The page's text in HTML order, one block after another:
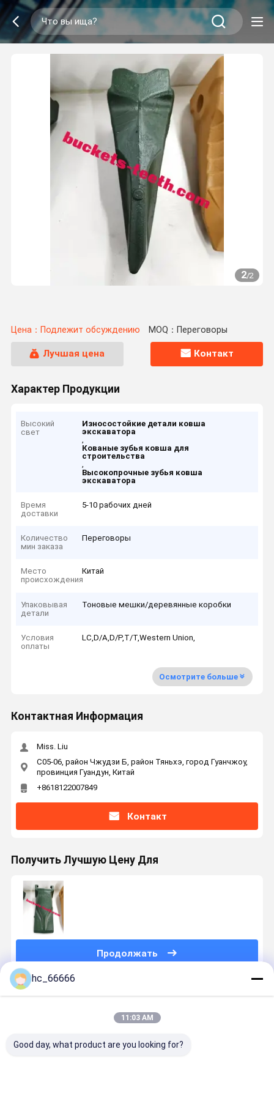
2/2
Цена：Подлежит обсуждению MOQ：Переговоры
Лучшая цена Контакт
Характер Продукции
Высокий
свет
Износостойкие детали ковша
экскаватора
,
Кованые зубья ковша для
строительства
,
Высокопрочные зубья ковша
экскаватора
Время
доставки
5-10 рабочих дней
Количество
мин заказа
Переговоры
Место
происхождения
Китай
Упаковывая
детали
Тоновые мешки/деревянные коробки
Условия
оплаты
LC,D/A,D/P,T/T,Western Union,
Осмотрите больше
Контактная Информация
Miss. Liu
C05-06, район Чжудзи Б, район Тяньхэ, город Гуанчжоу,
провинция Гуандун, Китай
+8618122007849
Контакт
Получить Лучшую Цену Для
Продолжать
Порекомендованные Продукты
hc_66666
11:03 AM
Good day, what product are you looking for?